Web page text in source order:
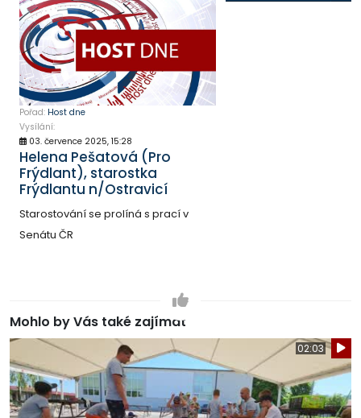
Pořad: Host dne
Vysílání:
03. července 2025, 15:28
Helena Pešatová (Pro
Frýdlant), starostka
Frýdlantu n/Ostravicí
Starostování se prolíná s prací v
Senátu ČR
Mohlo by Vás také zajímat
02:03